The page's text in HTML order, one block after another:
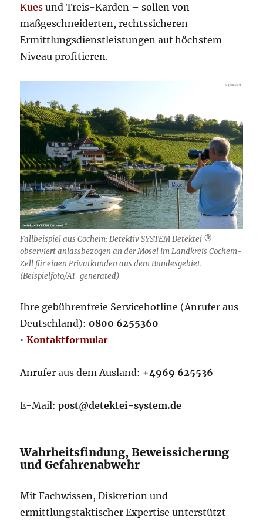
Kues und Treis-Karden – sollen von
maßgeschneiderten, rechtssicheren
Ermittlungsdienstleistungen auf höchstem
Niveau profitieren.
Fallbeispiel aus Cochem: Detektiv SYSTEM Detektei ®
observiert anlassbezogen an der Mosel im Landkreis Cochem-
Zell für einen Privatkunden aus dem Bundesgebiet.
(Beispielfoto/AI-generated)
Ihre gebührenfreie Servicehotline (Anrufer aus
Deutschland): 0800 6255360
•Kontaktformular
Anrufer aus dem Ausland: +4969 625536
E-Mail:post@detektei-system.de
Wahrheitsfindung, Beweissicherung
und Gefahrenabwehr
Mit Fachwissen, Diskretion und
ermittlungstaktischer Expertise unterstützt